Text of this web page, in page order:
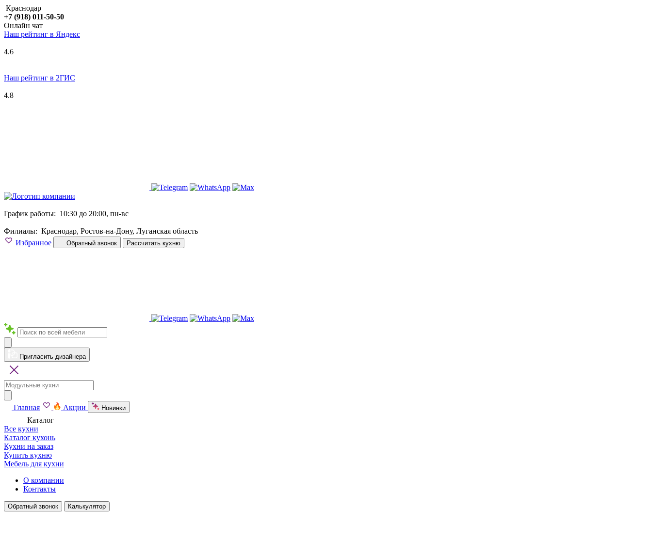
Краснодар
+7 (918) 011-50-50
Онлайн чат
Наш рейтинг в Яндекс
4.6
Наш рейтинг в 2ГИС
4.8
График работы: 10:30 до 20:00, пн-вс
Филиалы: Краснодар, Ростов-на-Дону, Луганская область
Избранное
Обратный звонок Рассчитать кухню
Пригласить дизайнера
Главная Акции Новинки
Каталог
Все кухни
Каталог кухонь
Кухни на заказ
Купить кухню
Мебель для кухни
О компании
Контакты
Обратный звонок Калькулятор